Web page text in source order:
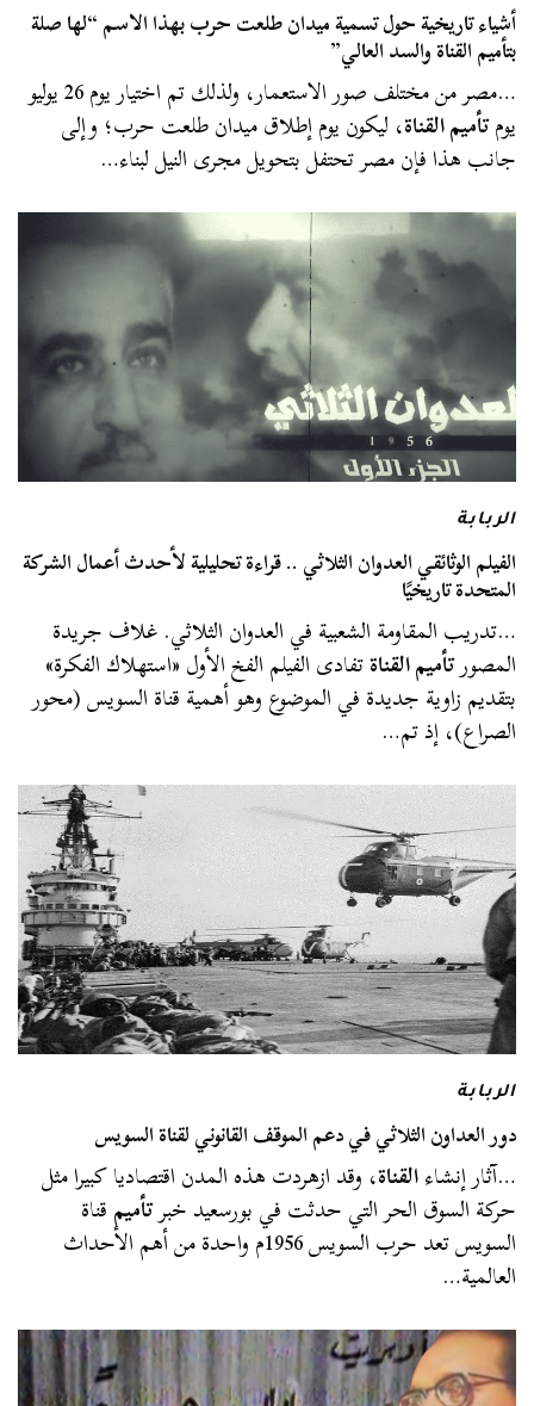
أشياء تاريخية حول تسمية ميدان طلعت حرب بهذا الاسم “لها صلة
بتأميم القناة والسد العالي”
…مصر من مختلف صور الاستعمار، ولذلك تم اختيار يوم 26 يوليو
يومتأميم القناة، ليكون يوم إطلاق ميدان طلعت حرب؛ وإلى
جانب هذا فإن مصر تحتفل بتحويل مجرى النيل لبناء…
الربابة
الفيلم الوثائقي العدوان الثلاثي .. قراءة تحليلية لأحدث أعمال الشركة
المتحدة تاريخيًا
…تدريب المقاومة الشعبية في العدوان الثلاثي. غلاف جريدة
المصورتأميم القناةتفادى الفيلم الفخ الأول «استهلاك الفكرة»
بتقديم زاوية جديدة في الموضوع وهو أهمية قناة السويس (محور
الصراع)، إذ تم…
الربابة
دور العداون الثلاثي في دعم الموقف القانوني لقناة السويس
…آثار إنشاءالقناة، وقد ازهردت هذه المدن اقتصاديا كبيرا مثل
حركة السوق الحر التي حدثت في بورسعيد خبرتأميمقناة
السويس تعد حرب السويس 1956م واحدة من أهم الأحداث
العالمية…